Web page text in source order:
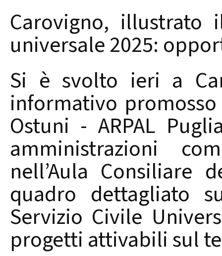
Carovigno,
universale 2025:
Si è svolto ieri a
informativo
Ostuni - ARPAL
amministrazioni
nell’Aula Consiliare
quadro dettagliato
Servizio Civile
progetti attivabili sul